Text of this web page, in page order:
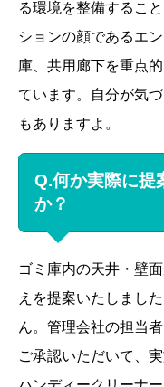
る環境を整備するこ
ションの顔であるエ
庫、共用廊下を重点
ています。自分が気
もありますよ。
Q.何か実際に提
か？
ゴミ庫内の天井・壁
えを提案いたしまし
ん。管理会社の担当
ご承認いただいて、